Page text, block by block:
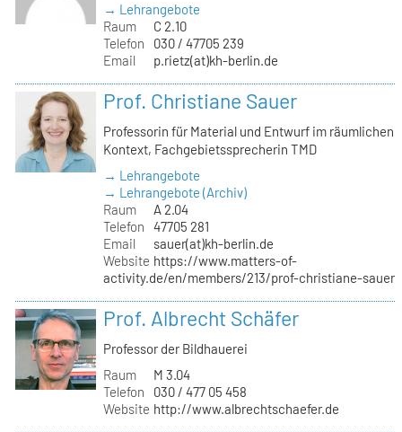
→ Lehrangebote
Raum
C 2.10
Telefon
030 / 47705 239
Email
p.rietz(at)kh-berlin.de
Prof. Christiane Sauer
Professorin für Material und Entwurf im räumlichen
Kontext, Fachgebietssprecherin TMD
→ Lehrangebote
→ Lehrangebote (Archiv)
Raum
A 2.04
Telefon
47705 281
Email
sauer(at)kh-berlin.de
Website https://www.matters-of-
activity.de/en/members/213/prof-christiane-sauer
Prof. Albrecht Schäfer
Professor der Bildhauerei
Raum
M 3.04
Telefon
030 / 477 05 458
Website http://www.albrechtschaefer.de